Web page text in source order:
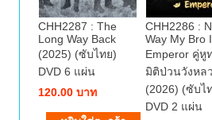
CHH2287 : The
Long Way Back
(2025) (ซับไทย)
DVD 6 แผ่น
120.00 บาท
CHH2286 :
Way My Bro
Emperor คู่หู
มิติป่วนวังหล
(2026) (ซับไ
DVD 2 แผ่น